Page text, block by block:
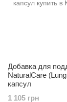
Добавка для
NaturalCare
капсул
1 105 грн